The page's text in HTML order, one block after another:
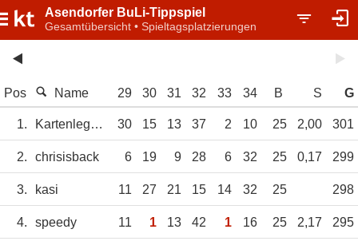
Asendorfer BuLi-Tippspiel
Gesamtübersicht • Spieltagsplatzierungen
Pos Name 29 30 31 32 33 34 B S G
1. Kartenlegerin 30 15 13 37 2 10 25 2,00 301
2. chrisisback 6 19 9 28 6 32 25 0,17 299
3. kasi 11 27 21 15 14 32 25 298
4. speedy 11 1 13 42 1 16 25 2,17 295